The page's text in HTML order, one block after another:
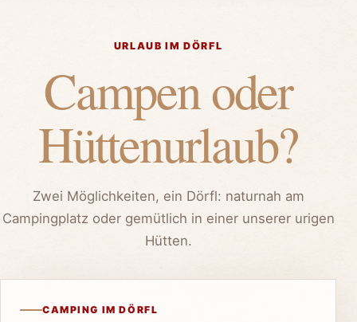
URLAUB IM DÖRFL
Campen oder
Hüttenurlaub?
Zwei Möglichkeiten, ein Dörfl: naturnah am
Campingplatz oder gemütlich in einer unserer urigen
Hütten.
CAMPING IM DÖRFL